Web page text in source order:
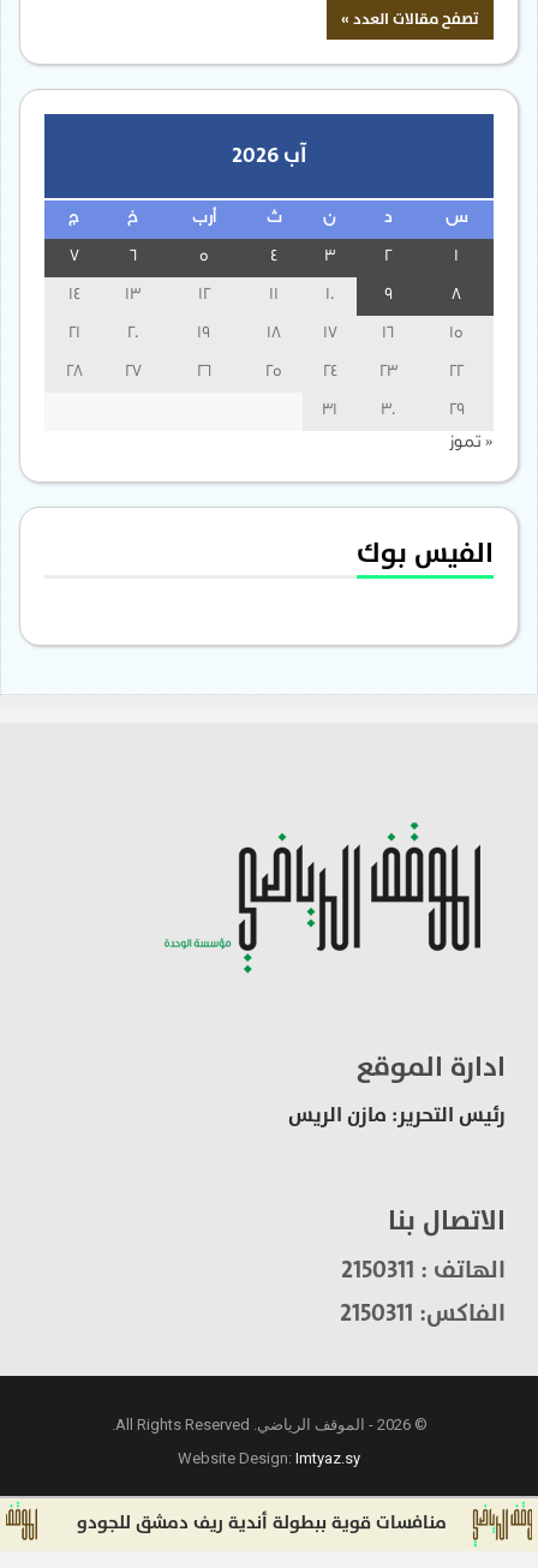
آب 2026
س ن ث أرب خ ج
3
13
14
15
16
17
18
19
20
21
22
23
24
25
26
27
28
29
30
31
« تموز
الفيس بوك
ادارة الموقع
رئيس التحرير: مازن الريس
الاتصال بنا
الهاتف : 2150311
الفاكس: 2150311
© 2026 - الموقف الرياضي. All Rights Reserved.
Website Design:Imtyaz.sy
منافسات قوية ببطولة أندية ريف دمشق للجودو